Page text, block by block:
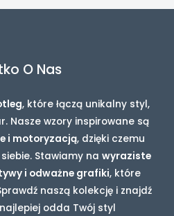
O Nas
, które łączą unikalny styl,
Nasze wzory inspirowane są
i motoryzacją, dzięki czemu
Stawiamy na wyraziste
i odważne grafiki, które
naszą kolekcję i znajdź
odda Twój styl